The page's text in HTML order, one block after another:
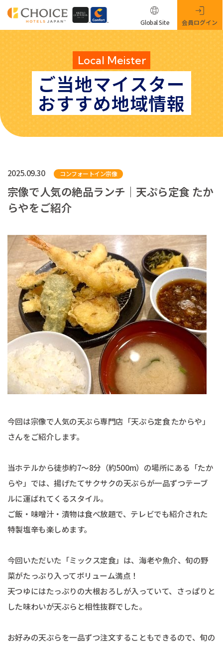
Local Meister
ご当地マイスター
おすすめ地域情報
Global Site 会員ログイン
2025.09.30 コンフォートイン宗像
宗像で人気の絶品ランチ｜天ぷら定食 たか
らやをご紹介
今回は宗像で人気の天ぷら専門店「天ぷら定食 たからや」
さんをご紹介します。
当ホテルから徒歩約7〜8分（約500m）の場所にある「たか
らや」では、揚げたてサクサクの天ぷらが一品ずつテーブ
ルに運ばれてくるスタイル。
ご飯・味噌汁・漬物は食べ放題で、テレビでも紹介された
特製塩辛も楽しめます。
今回いただいた「ミックス定食」は、海老や魚介、旬の野
菜がたっぷり入ってボリューム満点！
天つゆにはたっぷりの大根おろしが入っていて、さっぱりと
した味わいが天ぷらと相性抜群でした。
お好みの天ぷらを一品ずつ注文することもできるので、旬の